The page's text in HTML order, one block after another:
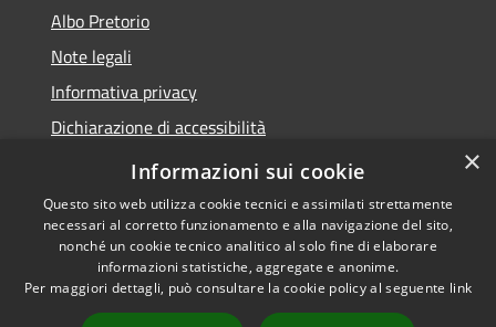
Albo Pretorio
Note legali
Informativa privacy
Dichiarazione di accessibilità
Obiettivi di accessibilità
Accessibilità
Copyright © 2026 • Comune di
San Giorgio Bigarello •
×
Informazioni sui cookie
Questo sito web utilizza cookie tecnici e assimilati strettamente
necessari al corretto funzionamento e alla navigazione del sito,
nonché un cookie tecnico analitico al solo fine di elaborare
informazioni statistiche, aggregate e anonime.
Per maggiori dettagli, può consultare la cookie policy al seguente link